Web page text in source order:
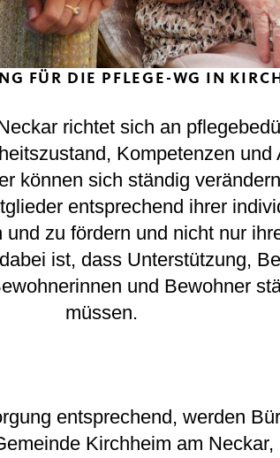
FÜR DIE PFLEGE-WG IN
richtet sich an
Kompetenzen
können sich ständig
entsprechend ihrer
zu fördern und nicht nur
ist, dass Unterstützung,
und Bewohner
müssen.
entsprechend, werden
Kirchheim am